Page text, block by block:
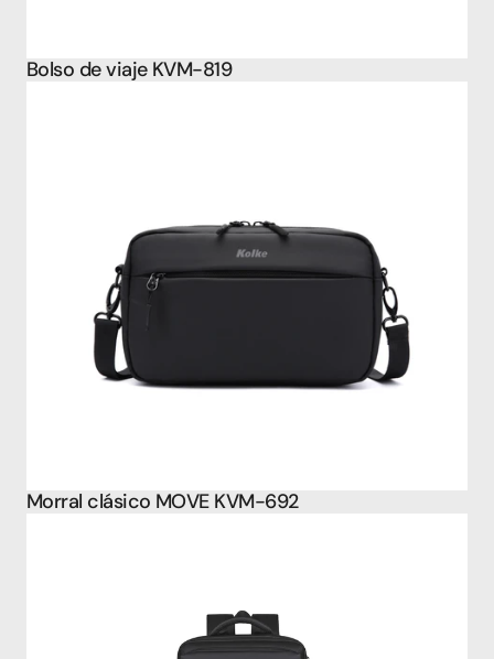
Bolso de viaje KVM-819
Morral clásico MOVE KVM-692